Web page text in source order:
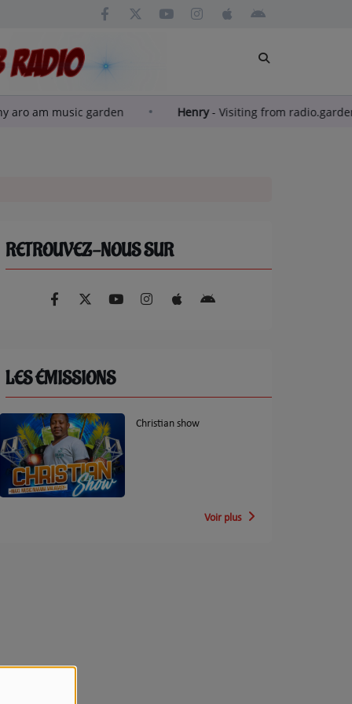
mitandregny aro am music garden Henry-Visiting
RETROUVEZ-NOUS SUR
LES ÉMISSIONS
Christian show
Voir plus